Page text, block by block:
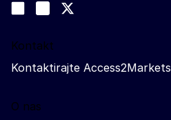
Join us on LinkedIn
Trade-Off podcast
Kontakt
Kontaktirajte Access2Markets
O nas